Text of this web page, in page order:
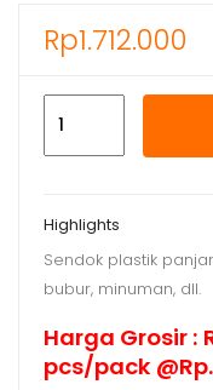
Rp1.712.000
Highlights
Sendok plastik
bubur, minuman, dll.
Harga Grosir :
pcs/pack